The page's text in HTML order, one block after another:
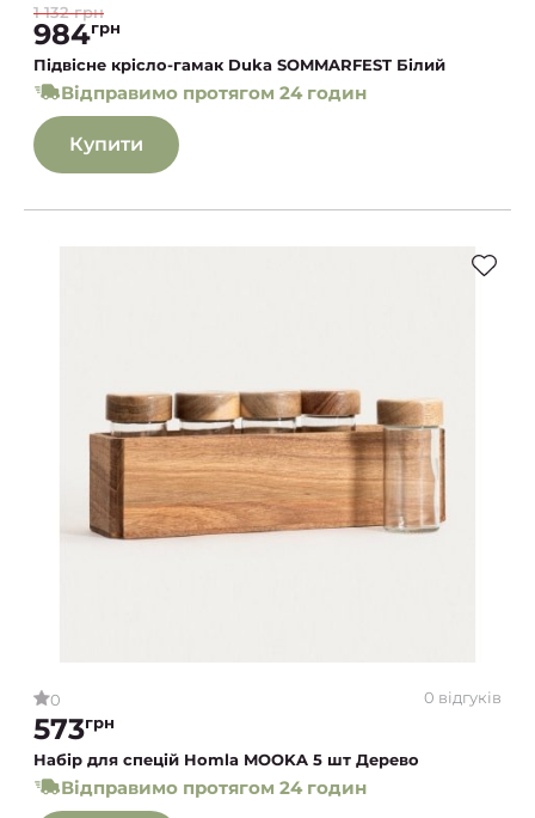
1 132 грн
984грн
Підвісне крісло-гамак Duka SOMMARFEST Білий
Відправимо протягом 24 годин
Купити
0 0 відгуків
573грн
Набір для спецій Homla MOOKA 5 шт Дерево
Відправимо протягом 24 годин